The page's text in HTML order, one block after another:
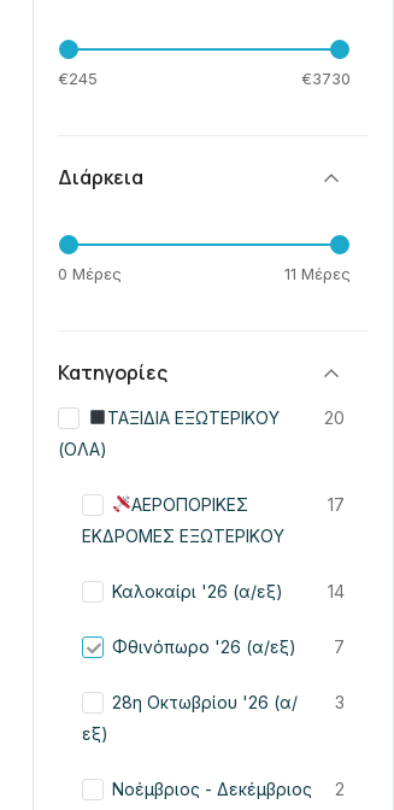
€245 €3730
Διάρκεια
0 Μέρες 11 Μέρες
Κατηγορίες
ΤΑΞΙΔΙΑ ΕΞΩΤΕΡΙΚΟΥ
(ΟΛΑ)
20
ΑΕΡΟΠΟΡΙΚΕΣ
ΕΚΔΡΟΜΕΣ ΕΞΩΤΕΡΙΚΟΥ
17
Καλοκαίρι '26 (α/εξ) 14
Φθινόπωρο '26 (α/εξ) 7
28η Οκτωβρίου '26 (α/
εξ)
3
Νοέμβριος - Δεκέμβριος
2